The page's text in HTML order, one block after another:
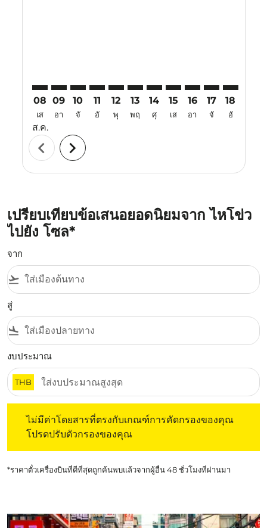
08
เส
ส.ค.
09
อา
10
จั
11
อั
12
พุ
13
พฤ
14
ศุ
15
เส
16
อา
17
จั
18
อั
chevron_left chevron_right
เปรียบเทียบข้อเสนอยอดนิยมจาก ไหโข่ว
ไปยัง โซล*
จาก
flight_takeoff
สู่
flight_land
งบประมาณ
THB
ไม่มีค่าโดยสารที่ตรงกับเกณฑ์การคัดกรองของคุณ
โปรดปรับตัวกรองของคุณ
*ราคาตั๋วเครื่องบินที่ดีที่สุดถูกค้นพบแล้วจากผู้อื่น 48 ชั่วโมงที่ผ่านมา